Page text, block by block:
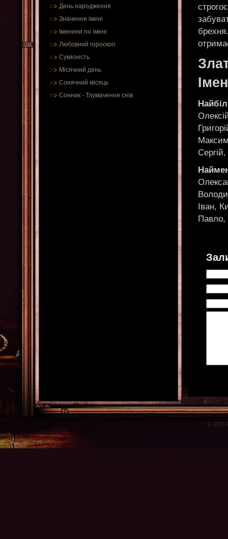
День народження
Значення імені
Іменини по імені
Любовний гороскоп
Сумісність
Місячний день
Сонячний місяць
Сонник - Тлумачення снів
Іван,
Павло,
© 2026